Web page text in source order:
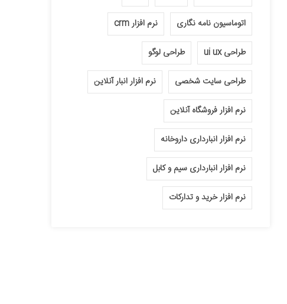
اتوماسیون نامه نگاری نرم افزار crm
طراحی ui ux طراحی لوگو
طراحی سایت شخصی نرم افزار انبار آنلاین
نرم افزار فروشگاه آنلاین
نرم افزار انبارداری داروخانه
نرم افزار انبارداری سیم و کابل
نرم افزار خرید و تدارکات